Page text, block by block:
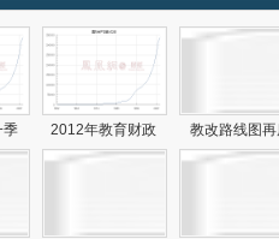
季 2012年教育财政 教改路线图